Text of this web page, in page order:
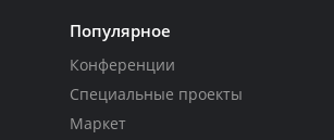
Популярное
Конференции
Специальные проекты
Маркет